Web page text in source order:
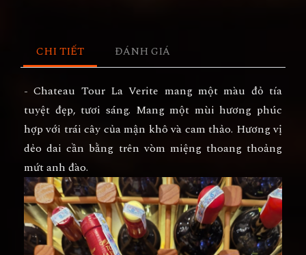
CHI TIẾT ĐÁNH GIÁ
- Chateau Tour La Verite mang một màu đỏ tía
tuyệt đẹp, tươi sáng. Mang một mùi hương phúc
hợp với trái cây của mận khô và cam thảo. Hương vị
dẻo dai cần bằng trên vòm miệng thoang thoảng
mứt anh đào.